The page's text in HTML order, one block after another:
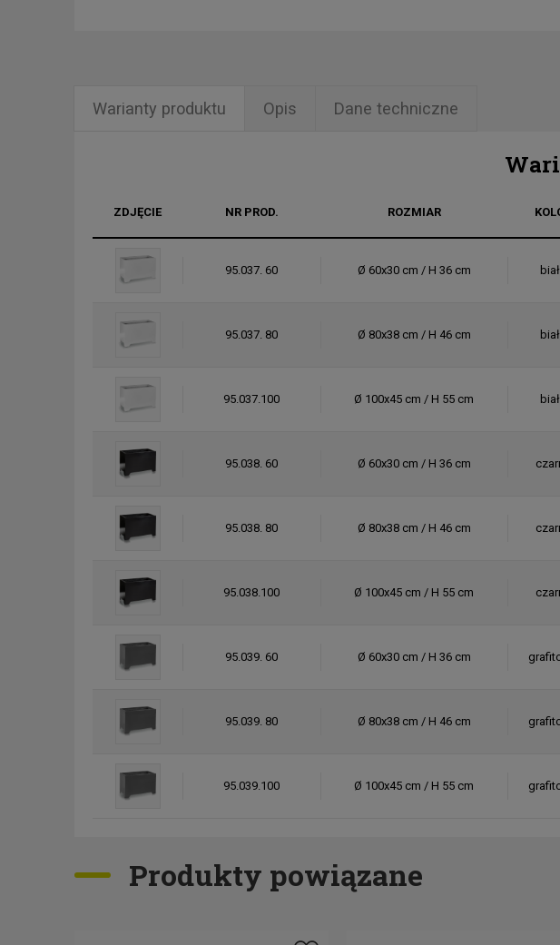
Warianty produktu Opis Dane techniczne
ZDJĘCIE NR PROD. ROZMIAR
95.037. 60 Ø 60x30 cm / H 36 cm
95.037. 80 Ø 80x38 cm / H 46 cm
95.037.100 Ø 100x45 cm / H 55 cm
95.038. 60 Ø 60x30 cm / H 36 cm
95.038. 80 Ø 80x38 cm / H 46 cm
95.038.100 Ø 100x45 cm / H 55 cm
95.039. 60 Ø 60x30 cm / H 36 cm
95.039. 80 Ø 80x38 cm / H 46 cm
95.039.100 Ø 100x45 cm / H 55 cm
Produkty powiązane